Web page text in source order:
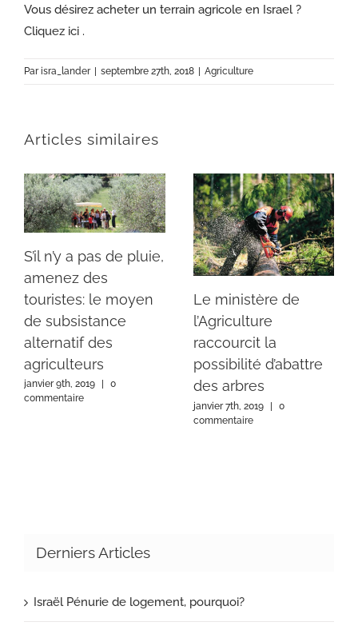
Vous désirez acheter un terrain agricole en Israel ?
Cliquez ici .
Parisra_lander septembre 27th, 2018 Agriculture
Articles similaires
S’il n’y a pas de pluie,
amenez des
touristes: le moyen
de subsistance
alternatif des
agriculteurs
janvier 9th, 2019
0
commentaire
Le ministère de
l’Agriculture
raccourcit la
possibilité d’abattre
des arbres
janvier 7th, 2019 |
0
commentaire
Derniers Articles
Israël Pénurie de logement, pourquoi?